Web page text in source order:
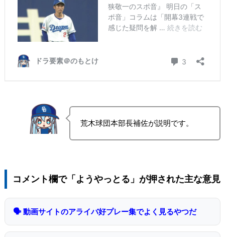
荒木球団本部長補佐が説明です。
コメント欄で「ようやっとる」が押された主な意見
🗣 動画サイトのアライバ好プレー集でよく見るやつだ